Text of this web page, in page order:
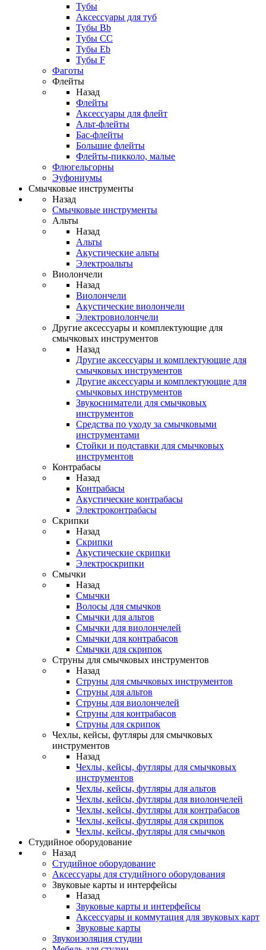
Тубы
Аксессуары для туб
Тубы Bb
Тубы CC
Тубы Eb
Тубы F
Фаготы
Флейты
Назад
Флейты
Аксессуары для флейт
Альт-флейты
Бас-флейты
Большие флейты
Флейты-пикколо, малые
Флюгельгорны
Эуфониумы
Смычковые инструменты
Назад
Смычковые инструменты
Альты
Назад
Альты
Акустические альты
Электроальты
Виолончели
Назад
Виолончели
Акустические виолончели
Электровиолончели
Другие аксессуары и комплектующие для
смычковых инструментов
Назад
Другие аксессуары и комплектующие для
смычковых инструментов
Другие аксессуары и комплектующие для
смычковых инструментов
Звукосниматели для смычковых
инструментов
Средства по уходу за смычковыми
инструментами
Стойки и подставки для смычковых
инструментов
Контрабасы
Назад
Контрабасы
Акустические контрабасы
Электроконтрабасы
Скрипки
Назад
Скрипки
Акустические скрипки
Электроскрипки
Смычки
Назад
Смычки
Волосы для смычков
Смычки для альтов
Смычки для виолончелей
Смычки для контрабасов
Смычки для скрипок
Струны для смычковых инструментов
Назад
Струны для смычковых инструментов
Струны для альтов
Струны для виолончелей
Струны для контрабасов
Струны для скрипок
Чехлы, кейсы, футляры для смычковых
инструментов
Назад
Чехлы, кейсы, футляры для смычковых
инструментов
Чехлы, кейсы, футляры для альтов
Чехлы, кейсы, футляры для виолончелей
Чехлы, кейсы, футляры для контрабасов
Чехлы, кейсы, футляры для скрипок
Чехлы, кейсы, футляры для смычков
Студийное оборудование
Назад
Студийное оборудование
Аксессуары для студийного оборудования
Звуковые карты и интерфейсы
Назад
Звуковые карты и интерфейсы
Аксессуары и коммутация для звуковых карт
Звуковые карты
Звукоизоляция студии